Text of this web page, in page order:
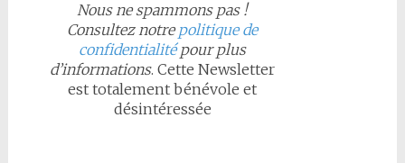
Nous ne spammons pas !
Consultez notrepolitique de
confidentialitépour plus
d’informations. Cette Newsletter
est totalement bénévole et
désintéressée